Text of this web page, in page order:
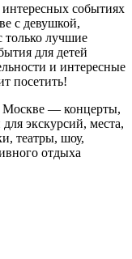
событиях
с девушкой,
лучшие
для детей
и интересные
посетить!
Москве — концерты,
экскурсий, места,
театры, шоу,
отдыха